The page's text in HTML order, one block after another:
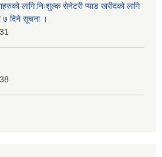
लागि निःशुल्क सेनेटरी प्याड खरीदको लागि
७ दिने सूचना ।